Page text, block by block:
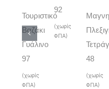
Τουριστικό
Βαζάκι
Γυάλινο
97
(χωρίς
ΦΠΑ)
92
(χωρίς
ΦΠΑ)
48
(χωρίς
ΦΠΑ)